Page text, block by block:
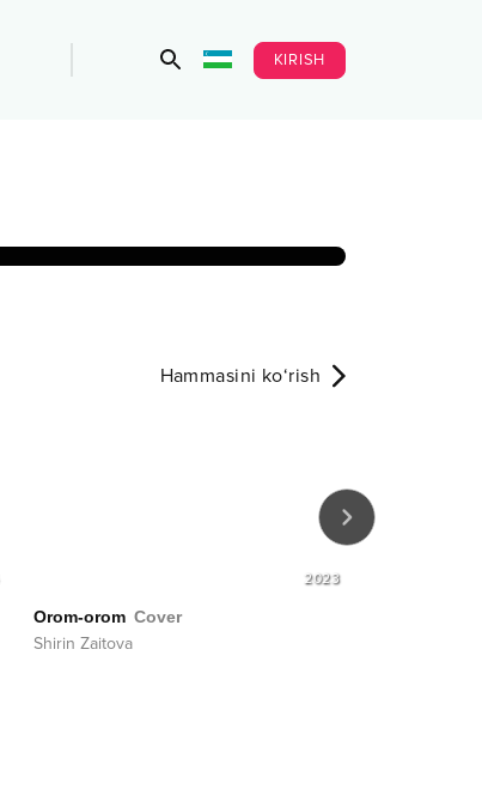
KIRISH
Hammasini ko‘rish
2023
Orom-orom Cover
Shirin Zaitova